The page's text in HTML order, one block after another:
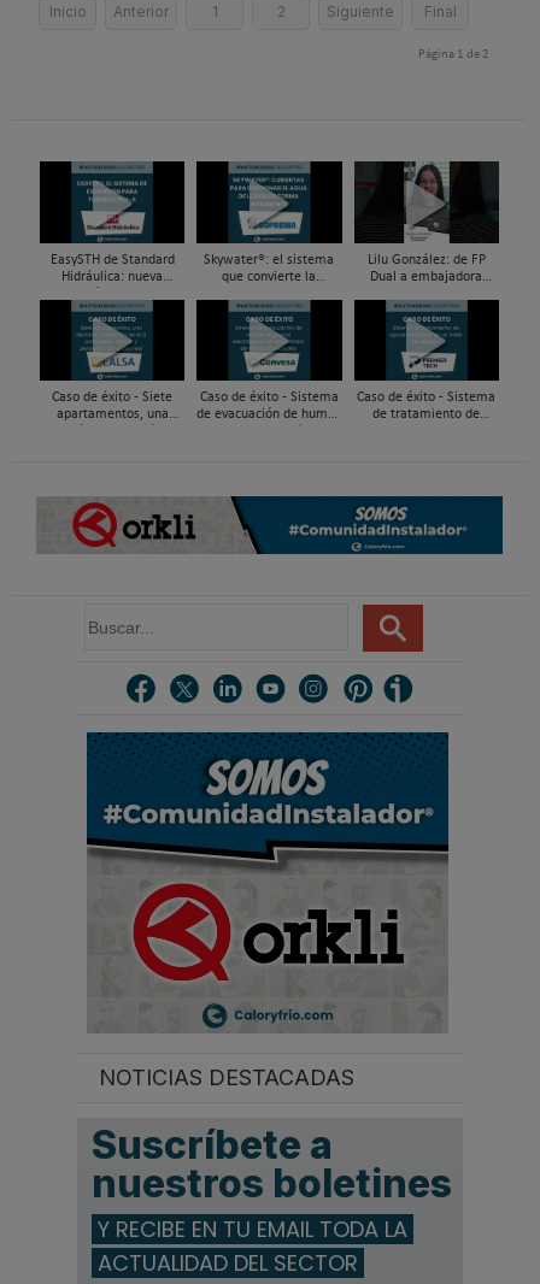
Inicio Anterior 1 2 Siguiente Final
Página 1 de 2
EasySTH de Standard
Hidráulica: nueva
de expansión para
tuberías PEX
Skywater®: el sistema
que convierte la
infraestructura activa de
gestión del agua...
Lilu González: de FP
Dual a embajadora
| Mecatrónica Industrial
Caso de éxito - Siete
apartamentos, una
Caso de éxito - Sistema
de evacuación de humos
Caso de éxito - Sistema
de tratamiento de
u
r
.
NOTICIAS DESTACADAS
Suscríbete a
nuestros boletines
Y RECIBE EN TU EMAIL TODA LA
ACTUALIDAD DEL SECTOR